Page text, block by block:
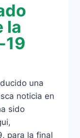
la
19
una
noticia en
sido
para la final